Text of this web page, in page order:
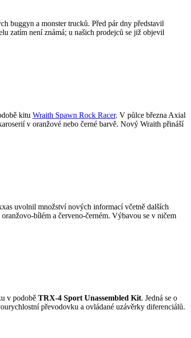
buggyn a monster trucků. Před pár dny představil
zatím není známá; u našich prodejců se již objevil
kitu Wraith Spawn Rock Racer. V půlce března Axial
v oranžové nebo černé barvě. Nový Wraith přináší
uvolnil množství nových informací včetně dalších
bílém a červeno-černém. Výbavou se v ničem
v podobě TRX-4 Sport Unassembled Kit. Jedná se o
převodovku a ovládané uzávěrky diferenciálů.